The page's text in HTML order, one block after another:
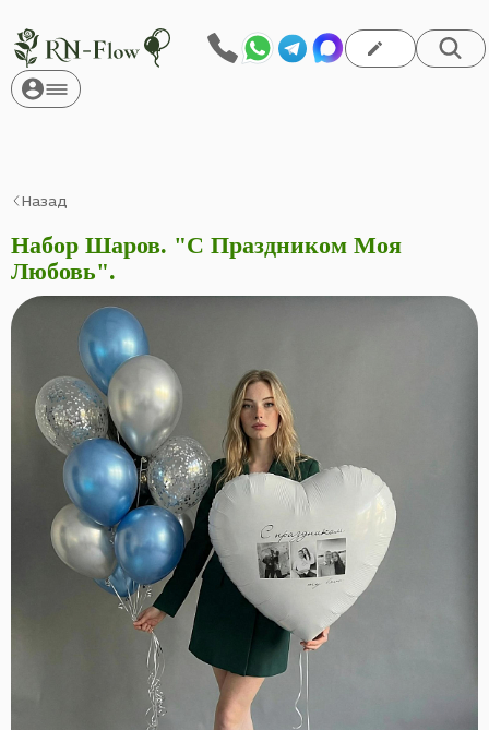
Назад
Набор Шаров. "С Праздником Моя
Любовь".